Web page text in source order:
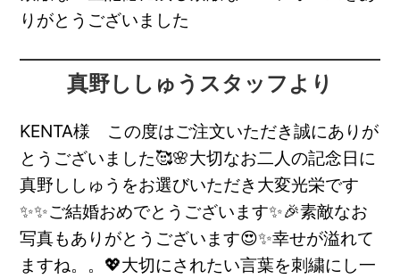
りがとうございました
真野ししゅうスタッフより
KENTA様 この度はご注文いただき誠にありが
とうございました🥰🌸大切なお二人の記念日に
真野ししゅうをお選びいただき大変光栄です
✨✨ご結婚おめでとうございます✨🎉素敵なお
写真もありがとうございます😍✨幸せが溢れて
ますね。。💖大切にされたい言葉を刺繍にし一